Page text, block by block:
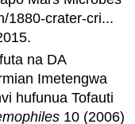
1880-crater-cri...
na DA
Imetengwa
hufunua Tofauti
10 (2006)